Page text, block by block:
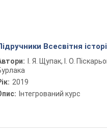
Всесвітня
І. Я. Щупак, І. О.
2019
Інтегрований курс